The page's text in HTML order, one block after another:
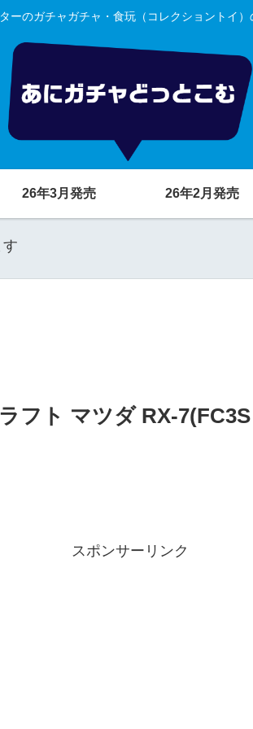
ーのガチャガチャ・食玩（コレクショントイ）
26年3月発売 26年2月発売
フト マツダ RX-
スポンサーリンク